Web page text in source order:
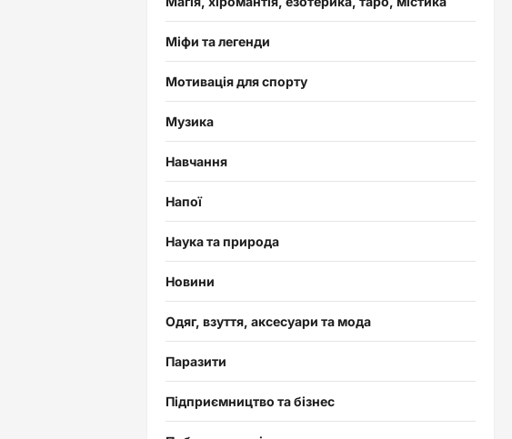
Міфи та легенди
Мотивація для спорту
Музика
Навчання
Напої
Наука та природа
Новини
Одяг, взуття, аксесуари та мода
Паразити
Підприємництво та бізнес